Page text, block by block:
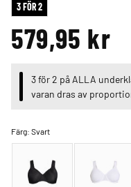
3 FÖR 2
579,95 kr
3 för 2 på ALLA
varan dras av
Färg:Svart